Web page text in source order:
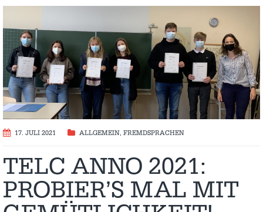
17. JULI 2021 ALLGEMEIN, FREMDSPRACHEN
TELC ANNO 2021:
PROBIER’S MAL MIT